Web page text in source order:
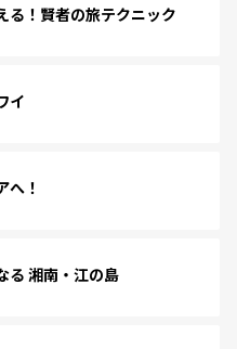
る！賢者の旅テクニック
イ
へ！
る 湘南・江の島